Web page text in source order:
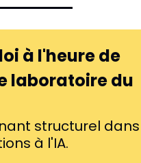
à l'heure de
laboratoire du
structurel dans
à l'IA.